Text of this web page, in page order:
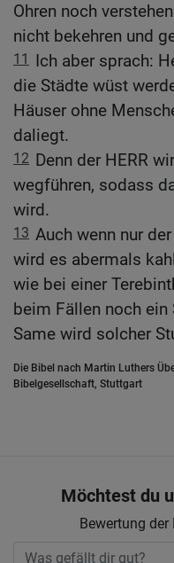
Ohren noch
nicht bekehren und
11
Ich aber sprach:
die Städte wüst
Häuser ohne
daliegt.
12 Denn der HERR
wegführen, sodass
wird.
13 Auch wenn nur
wird es abermals
wie bei einer
beim Fällen noch
Same wird solcher
Die Bibel nach Martin Luthers
Bibelgesellschaft, Stuttgart
Möchtest du
Bewertung der